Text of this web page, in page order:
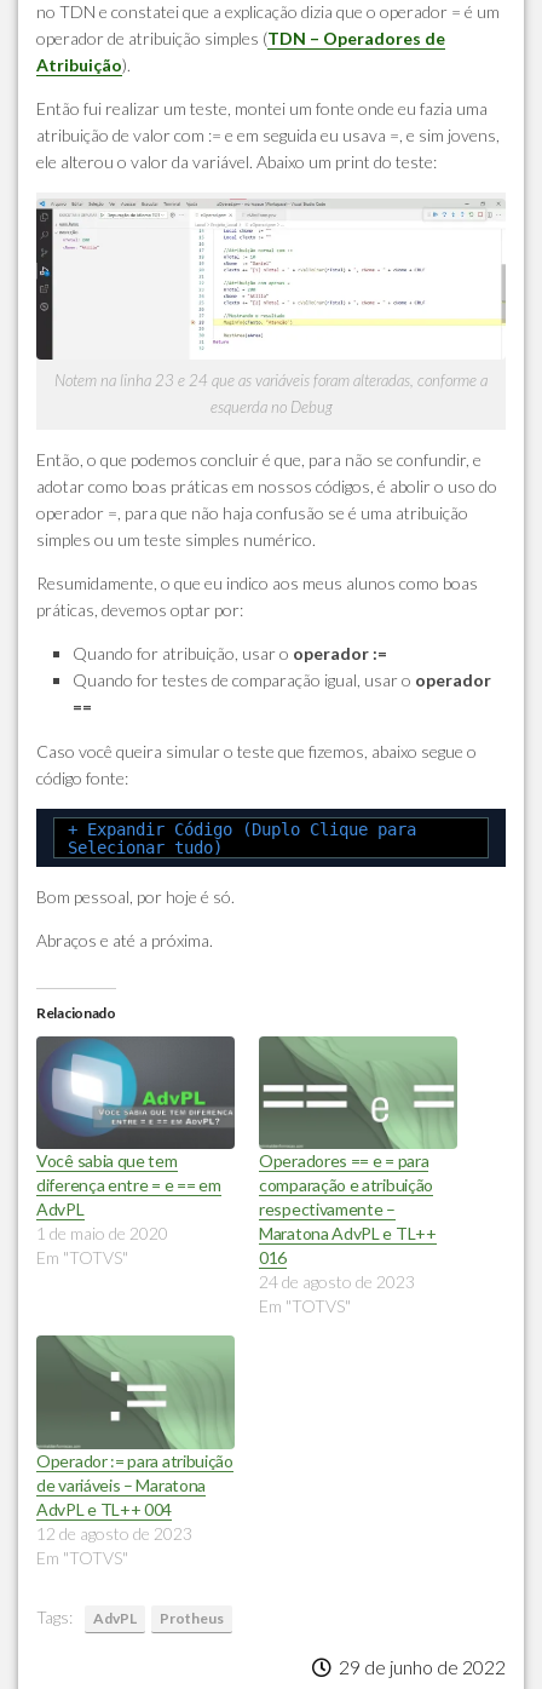
no TDN e constatei que a explicação dizia que o operador = é um
operador de atribuição simples (TDN – Operadores de
Atribuição).
Então fui realizar um teste, montei um fonte onde eu fazia uma
atribuição de valor com := e em seguida eu usava =, e sim jovens,
ele alterou o valor da variável. Abaixo um print do teste:
Notem na linha 23 e 24 que as variáveis foram alteradas, conforme a
esquerda no Debug
Então, o que podemos concluir é que, para não se confundir, e
adotar como boas práticas em nossos códigos, é abolir o uso do
operador =, para que não haja confusão se é uma atribuição
simples ou um teste simples numérico.
Resumidamente, o que eu indico aos meus alunos como boas
práticas, devemos optar por:
Quando for atribuição, usar o operador :=
Quando for testes de comparação igual, usar o operador
==
Caso você queira simular o teste que fizemos, abaixo segue o
código fonte:
+ Expandir Código (Duplo Clique para
Selecionar tudo)
Bom pessoal, por hoje é só.
Abraços e até a próxima.
Relacionado
Você sabia que tem
diferença entre = e == em
AdvPL
1 de maio de 2020
Em "TOTVS"
Operadores == e = para
comparação e atribuição
respectivamente –
Maratona AdvPL e TL++
016
24 de agosto de 2023
Em "TOTVS"
Operador := para atribuição
de variáveis – Maratona
AdvPL e TL++ 004
12 de agosto de 2023
Em "TOTVS"
Tags: AdvPL Protheus
29 de junho de 2022